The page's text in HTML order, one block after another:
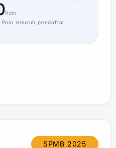
Poin
Poin seluruh pendaftar
SPMB 2025